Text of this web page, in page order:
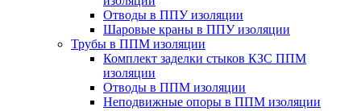
Отводы в ППУ изоляции
Шаровые краны в ППУ изоляции
Трубы в ППМ изоляции
Комплект заделки стыков КЗС ППМ
изоляции
Отводы в ППМ изоляции
Неподвижные опоры в ППМ изоляции